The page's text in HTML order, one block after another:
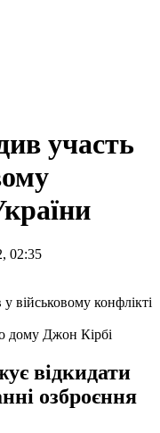
участь
02:35
дому Джон Кірбі
відкидати
озброєння